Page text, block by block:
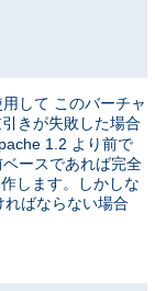
して このバーチャ
きが失敗した場合
1.2 より前で
ースであれば完全
します。しかしな
ばならない場合